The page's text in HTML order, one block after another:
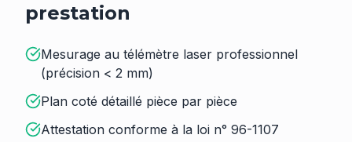
prestation
Mesurage au télémètre laser professionnel
(précision < 2 mm)
Plan coté détaillé pièce par pièce
Attestation conforme à la loi n° 96-1107